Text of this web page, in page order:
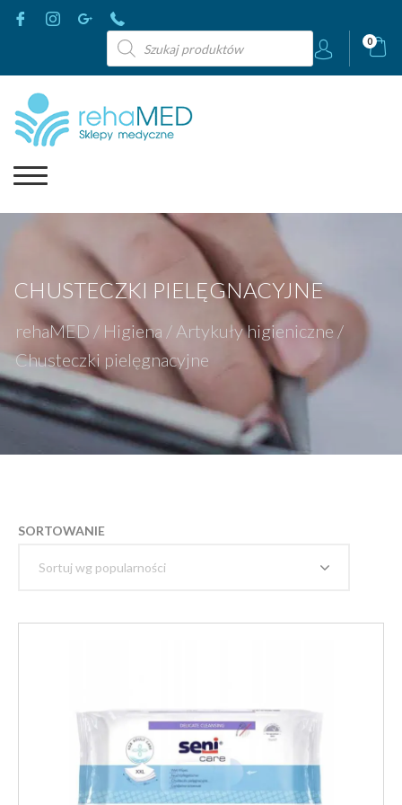
Wyszukiwarka
produktów
0
CHUSTECZKI PIELĘGNACYJNE
rehaMED / Higiena / Artykuły higieniczne /
Chusteczki pielęgnacyjne
SORTOWANIE